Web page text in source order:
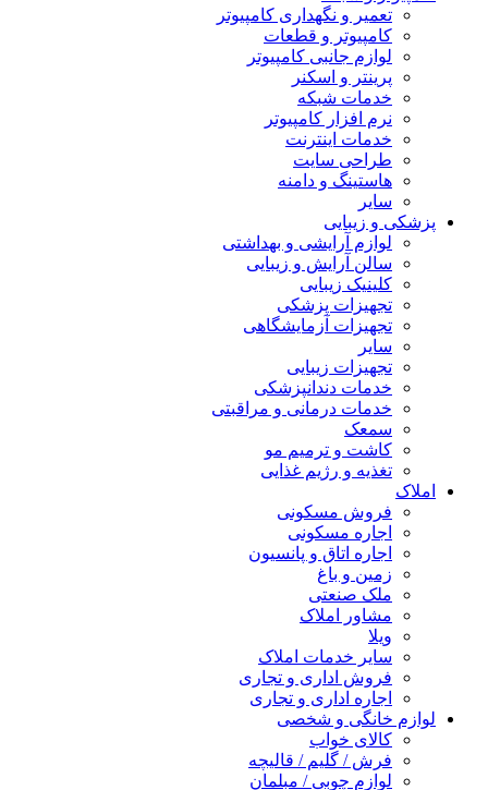
تعمیر و نگهداری کامپیوتر
کامپیوتر و قطعات
لوازم جانبی کامپیوتر
پرینتر و اسکنر
خدمات شبکه
نرم افزار کامپیوتر
خدمات اینترنت
طراحی سایت
هاستینگ و دامنه
سایر
پزشکی و زیبایی
لوازم آرایشی و بهداشتی
سالن آرایش و زیبایی
کلینیک زیبایی
تجهیزات پزشکی
تجهیزات آزمایشگاهی
سایر
تجهیزات زیبایی
خدمات دندانپزشکی
خدمات درمانی و مراقبتی
سمعک
کاشت و ترمیم مو
تغذیه و رژیم غذایی
املاک
فروش مسکونی
اجاره مسکونی
اجاره اتاق و پانسیون
زمین و باغ
ملک صنعتی
مشاور املاک
ویلا
سایر خدمات املاک
فروش اداری و تجاری
اجاره اداری و تجاری
لوازم خانگی و شخصی
کالای خواب
فرش / گلیم / قالیچه
لوازم چوبی / مبلمان